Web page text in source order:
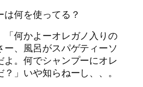
何を使ってる？
何かよーオレガノ入りの
ー、風呂がスパゲティーソ
よ。何でシャンプーにオレ
」いや知らねーし、、。